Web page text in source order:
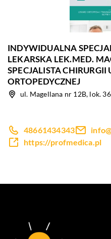
INDYWIDUALNA
LEKARSKA LEK.MED.
SPECJALISTA CHIRURGII
ORTOPEDYCZNEJ
ul. Magellana nr 12B, lok.
48661434343
https://profmedica.pl